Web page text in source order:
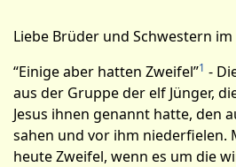
Liebe Brüder und Schwestern
“Einige aber hatten Zweifel”1 -
aus der Gruppe der elf Jünger,
Jesus ihnen genannt hatte, den
sahen und vor ihm niederfielen.
heute Zweifel, wenn es um die